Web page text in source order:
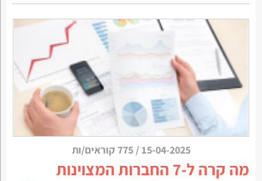
15-04-2025
/775 קוראים/ות
מה קרה ל-7 החברות המצוינות